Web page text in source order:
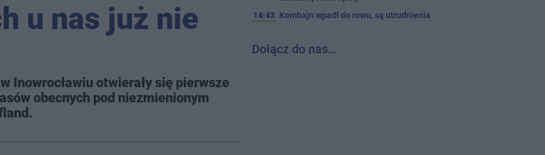
u nas już nie
Inowrocławiu otwierały się pierwsze
obecnych pod niezmienionym
14:43 Kombajn wpadł do rowu, są utrudnienia
Dołącz do nas…